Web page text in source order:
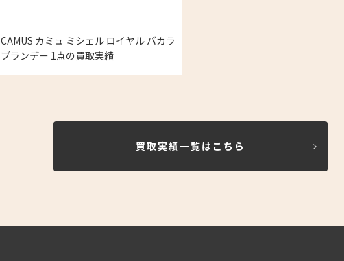
CAMUS カミュ ミシェル ロイヤル バカラ
ブランデー 1点の買取実績
買取実績一覧はこちら